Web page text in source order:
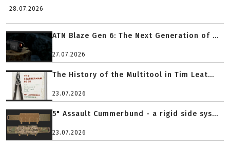
28.07.2026
ATN Blaze Gen 6: The Next Generation of ...
27.07.2026
The History of the Multitool in Tim Leat...
23.07.2026
5" Assault Cummerbund - a rigid side sys...
23.07.2026